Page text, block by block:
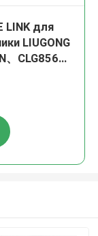
LINK для
LIUGONG
、CLG856、